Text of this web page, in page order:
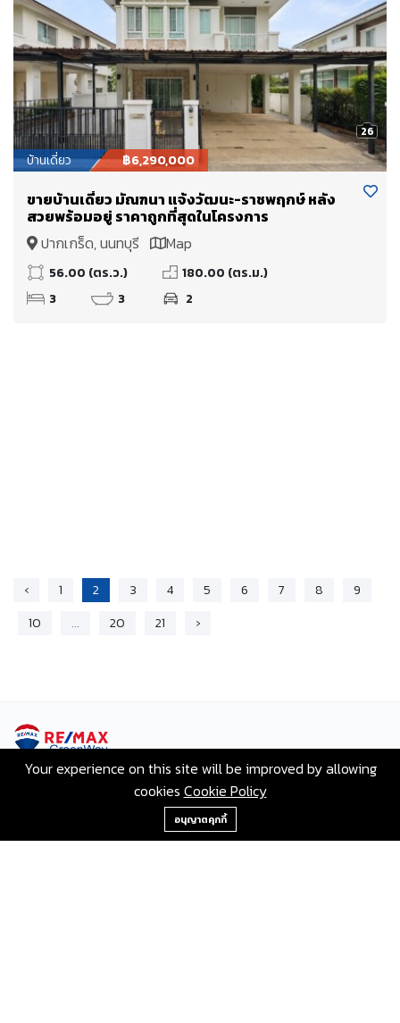
26
บ้านเดี่ยว ฿6,290,000
ขายบ้านเดี่ยว มัณฑนา แจ้งวัฒนะ-ราชพฤกษ์ หลัง
สวยพร้อมอยู่ ราคาถูกที่สุดในโครงการ
ปากเกร็ด, นนทบุรี
Map
56.00 (ตร.ว.)
180.00 (ตร.ม.)
3
3 2
‹ 1 2 3 4 5 6 7 8
9
10
... 20 21 ›
เลขที่ 80 ซอยสุขุมวิท 117 ถนนสุขุมวิท บางเมืองใหม่ เมือง
สมุทรปราการ สมุทรปราการ 10270
Hotline:+66-2-840-2224, 081-638-9190
+66-2-840-2224, 081-638-9190
Your experience on this site will be improved by allowing
cookies Cookie Policy
อนุญาตคุกกี้